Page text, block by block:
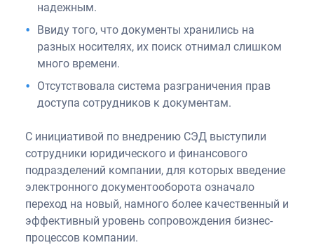
надежным.
Ввиду того, что документы хранились на
разных носителях, их поиск отнимал слишком
много времени.
Отсутствовала система разграничения прав
доступа сотрудников к документам.
С инициативой по внедрению СЭД выступили
сотрудники юридического и финансового
подразделений компании, для которых введение
электронного документооборота означало
переход на новый, намного более качественный и
эффективный уровень сопровождения бизнес-
процессов компании.